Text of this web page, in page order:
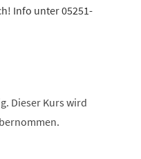
Info unter 05251-
Dieser Kurs wird